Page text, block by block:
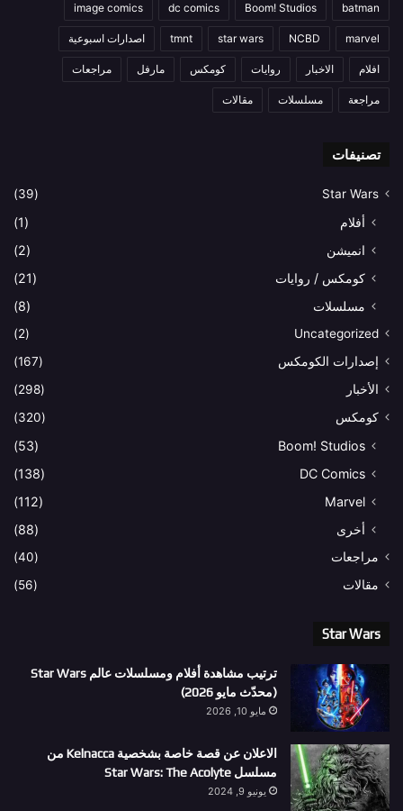
batman
Boom! Studios
dc comics
image comics
marvel
NCBD
star wars
tmnt اصدارات اسبوعية
افلام الاخبار روايات كومكس مارفل مراجعات
مراجعة مسلسلات مقالات
تصنيفات
Star Wars
(39)
أفلام
(1)
انميشن
(2)
كومكس / روايات
(21)
مسلسلات
(8)
Uncategorized
(2)
إصدارات الكومكس
(167)
الأخبار
(298)
كومكس
(320)
Boom! Studios
(53)
DC Comics
(138)
Marvel
(112)
أخرى
(88)
مراجعات
(40)
مقالات
(56)
Star Wars
ترتيب مشاهدة أفلام ومسلسلات عالم Star Wars
(محدّث مايو 2026)
مايو 10, 2026
الاعلان عن قصة خاصة بشخصية Kelnacca من
مسلسل Star Wars: The Acolyte
يونيو 9, 2024